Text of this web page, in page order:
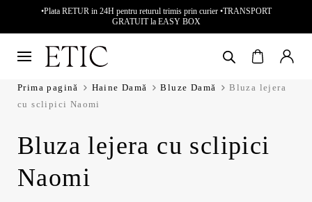
•Plata RETUR in 24H pentru returul trimis prin curier •TRANSPORT
GRATUIT la EASY BOX
Prima pagină Haine Damă Bluze Damă
Bluza lejera
cu sclipici Naomi
Bluza lejera cu sclipici
Naomi